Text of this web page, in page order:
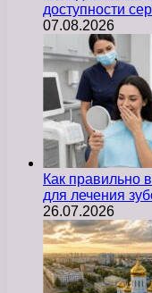
доступности
07.08.2026
Как правильно
для лечения
26.07.2026